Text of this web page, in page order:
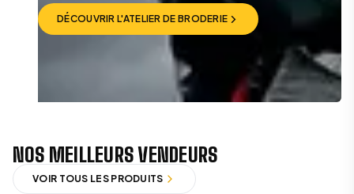
DÉCOUVRIR L'ATELIER DE BRODERIE
DÉCOUVRIR L'ATELIER DE BRODERIE
NOS MEILLEURS VENDEURS
VOIR TOUS LES PRODUITS